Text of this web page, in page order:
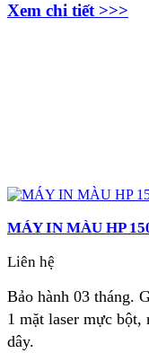
Xem chi tiết >>>
MÁY IN MÀU HP
Liên hệ
Bảo hành 03 tháng.
1 mặt laser mực
dây.